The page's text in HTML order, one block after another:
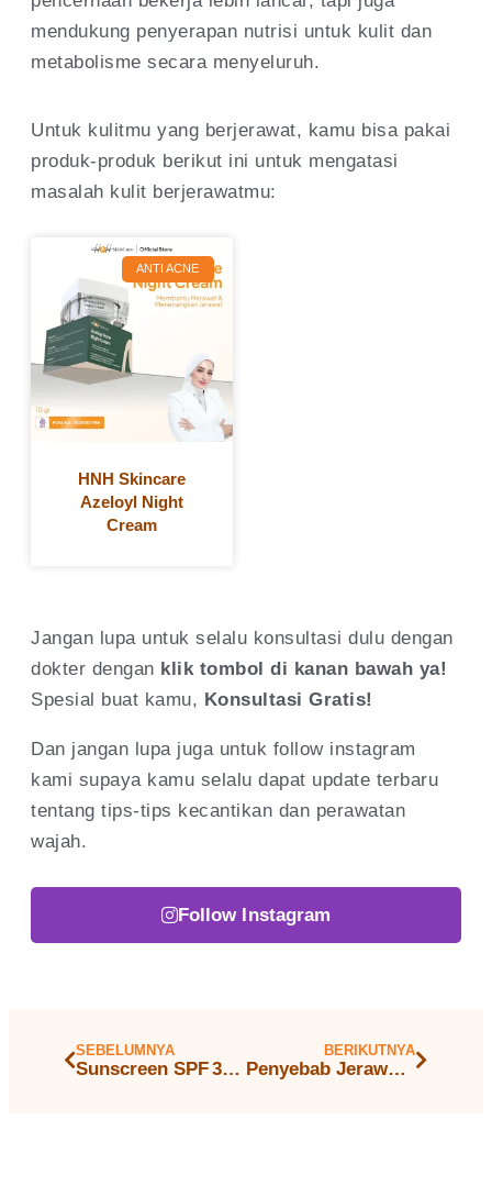
mendukung penyerapan nutrisi untuk kulit dan
metabolisme secara menyeluruh.
Untuk kulitmu yang berjerawat, kamu bisa pakai
produk-produk berikut ini untuk mengatasi
masalah kulit berjerawatmu:
ANTI ACNE
HNH Skincare
Azeloyl Night
Cream
Jangan lupa untuk selalu konsultasi dulu dengan
dokter dengan klik tombol di kanan bawah ya!
Spesial buat kamu, Konsultasi Gratis!
Dan jangan lupa juga untuk follow instagram
kami supaya kamu selalu dapat update terbaru
tentang tips-tips kecantikan dan perawatan
wajah.
Follow Instagram
SEBELUMNYA
Sunscreen SPF 30 vs SPF 50: Mana yang Lebih Baik?
BERIKUTNYA
Penyebab Jerawat Hormonal & Solusinya yang Harus Kamu Tahu